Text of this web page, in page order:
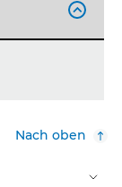

Nach oben